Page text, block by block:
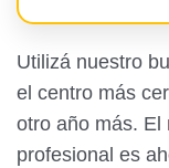
Liceo N°
Turno
MÁS INFO ➔
Utilizá nuestro
el centro más
otro año más. El
profesional es